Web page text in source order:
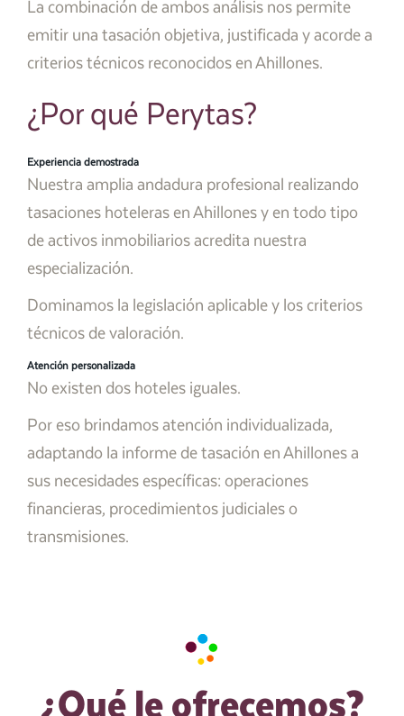
La combinación de ambos análisis nos permite
emitir una tasación objetiva, justificada y acorde a
criterios técnicos reconocidos en Ahillones.
¿Por qué Perytas?
Experiencia demostrada
Nuestra amplia andadura profesional realizando
tasaciones hoteleras en Ahillones y en todo tipo
de activos inmobiliarios acredita nuestra
especialización.
Dominamos la legislación aplicable y los criterios
técnicos de valoración.
Atención personalizada
No existen dos hoteles iguales.
Por eso brindamos atención individualizada,
adaptando la informe de tasación en Ahillones a
sus necesidades específicas: operaciones
financieras, procedimientos judiciales o
transmisiones.
¿Qué le ofrecemos?